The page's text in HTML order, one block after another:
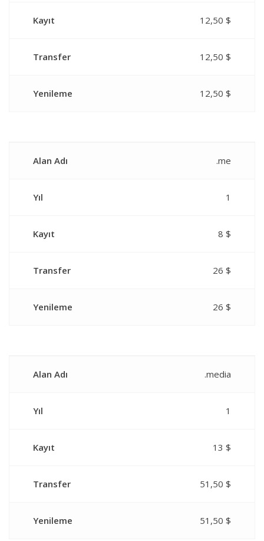
Kayıt 12,50 $
Transfer 12,50 $
Yenileme 12,50 $
Alan Adı .me
Yıl 1
Kayıt 8 $
Transfer 26 $
Yenileme 26 $
Alan Adı .media
Yıl 1
Kayıt 13 $
Transfer 51,50 $
Yenileme 51,50 $